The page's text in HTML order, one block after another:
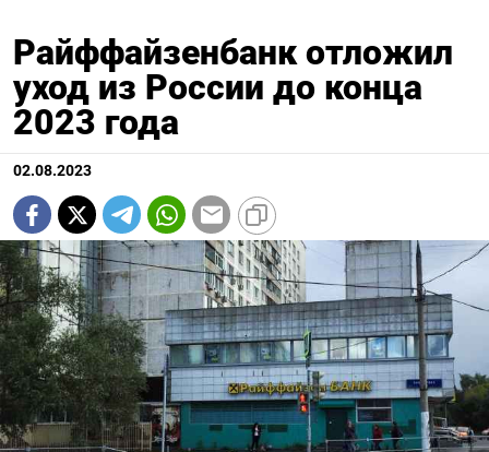
Райффайзенбанк отложил
уход из России до конца
2023 года
02.08.2023